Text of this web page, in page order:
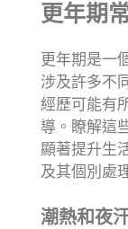
更年期
更年期是一
涉及許多不
經歷可能有
導。瞭解這
顯著提升生
及其個別處
潮熱和夜